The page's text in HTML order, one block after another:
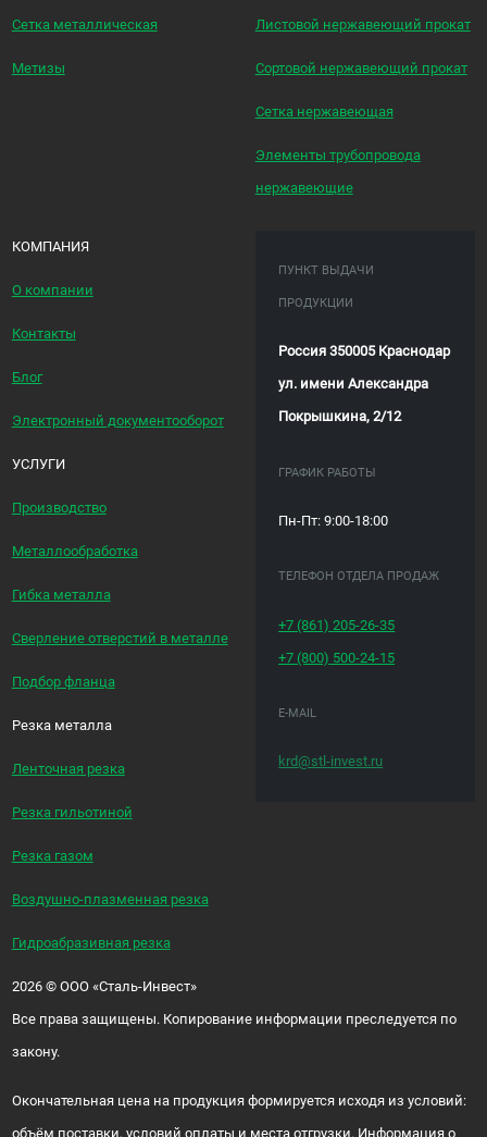
Сетка металлическая
Метизы
Листовой нержавеющий прокат
Сортовой нержавеющий прокат
Сетка нержавеющая
Элементы трубопровода
нержавеющие
КОМПАНИЯ
О компании
Контакты
Блог
Электронный документооборот
УСЛУГИ
Производство
Металлообработка
Гибка металла
Сверление отверстий в металле
Подбор фланца
Резка металла
Ленточная резка
Резка гильотиной
Резка газом
Воздушно-плазменная резка
Гидроабразивная резка
ПУНКТ ВЫДАЧИ
ПРОДУКЦИИ
Россия 350005 Краснодар
ул. имени Александра
Покрышкина, 2/12
ГРАФИК РАБОТЫ
Пн-Пт: 9:00-18:00
ТЕЛЕФОН ОТДЕЛА ПРОДАЖ
+7 (861)205-26-35
+7 (800) 500-24-15
E-MAIL
krd@stl-invest.ru
2026 ©ООО «Сталь-Инвест»
Все права защищены. Копирование информации преследуется по
закону.
Окончательная цена на продукция формируется исходя из условий:
объём поставки, условий оплаты и места отгрузки. Информация о